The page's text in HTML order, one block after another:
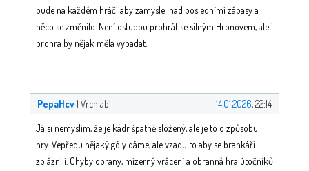
bude na každém hráči aby zamyslel nad posledními zápasy a
něco se změnilo. Není ostudou prohrát se silným Hronovem, ale i
prohra by nějak měla vypadat.
PepaHcv | Vrchlabí 14.01.2026, 22:14
Já si nemyslím, že je kádr špatně složený, ale je to o způsobu
hry. Vepředu nějaký góly dáme, ale vzadu to aby se brankáři
zbláznili. Chyby obrany, mizerný vrácení a obranná hra útočníků